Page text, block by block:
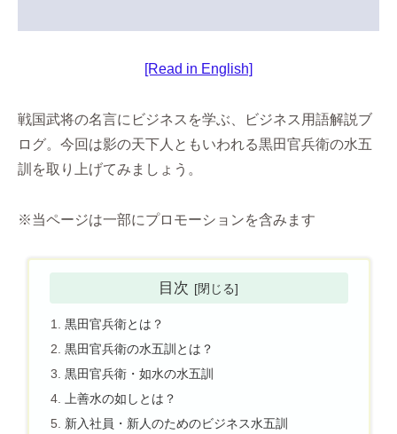
[Read in English]
戦国武将の名言にビジネスを学ぶ、ビジネス用語解説ブ
ログ。今回は影の天下人ともいわれる黒田官兵衛の水五
訓を取り上げてみましょう。
※当ページは一部にプロモーションを含みます
目次
黒田官兵衛とは？
黒田官兵衛の水五訓とは？
黒田官兵衛・如水の水五訓
上善水の如しとは？
新入社員・新人のためのビジネス水五訓